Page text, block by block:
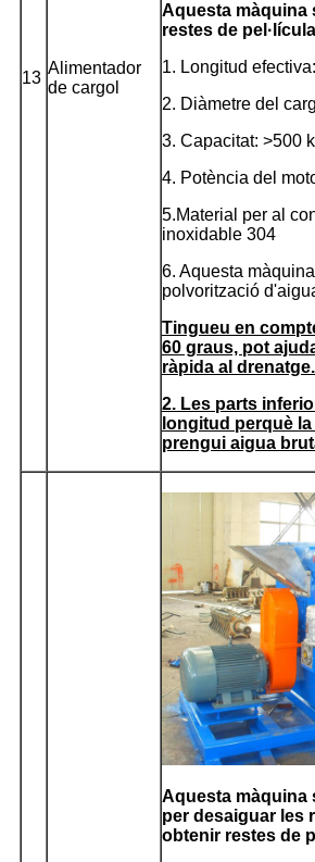
13
Alimentador
de cargol
Aquesta màquina
restes de
1. Longitud
2. Diàmetre del
3. Capacitat: >500
4. Potència del
5.Material per al
inoxidable 304
6. Aquesta
polvorització
Tingueu en
60 graus, pot
ràpida al drenatge.
2. Les parts
longitud perquè
prengui aigua
Aquesta màquina
per desaiguar les
obtenir restes de